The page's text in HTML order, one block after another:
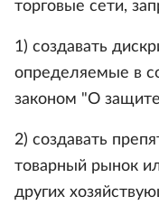
торговые сети,
1) создавать
определяемые в
законом "О
2) создавать
товарный рынок
других